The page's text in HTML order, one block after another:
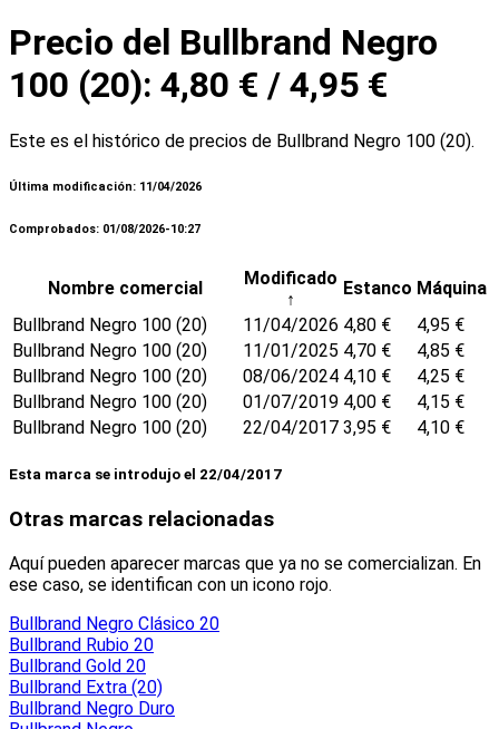
Precio del Bullbrand Negro
100 (20): 4,80 € / 4,95 €
Este es el histórico de precios de Bullbrand Negro 100 (20).
Última modificación: 11/04/2026
Comprobados: 01/08/2026-10:27
Nombre comercial
Modificado
↑
Estanco Máquina
Bullbrand Negro 100 (20)
11/04/2026 4,80 €
4,95 €
Bullbrand Negro 100 (20)
11/01/2025 4,70 €
4,85 €
Bullbrand Negro 100 (20)
08/06/2024 4,10 €
4,25 €
Bullbrand Negro 100 (20)
01/07/2019 4,00 €
4,15 €
Bullbrand Negro 100 (20)
22/04/2017 3,95 € 4,10 €
Esta marca se introdujo el 22/04/2017
Otras marcas relacionadas
Aquí pueden aparecer marcas que ya no se comercializan. En
ese caso, se identifican con un icono rojo.
Bullbrand Negro Clásico 20
Bullbrand Rubio 20
Bullbrand Gold 20
Bullbrand Extra (20)
Bullbrand Negro Duro